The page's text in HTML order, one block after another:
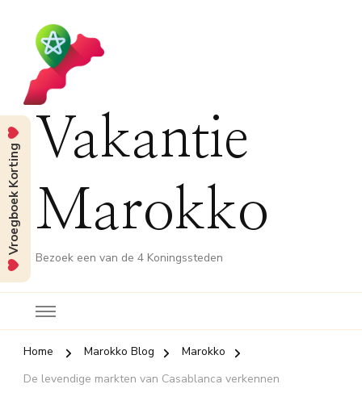
Vakantie
Marokko
Bezoek een van de 4 Koningssteden
Home Marokko Blog
Marokko
De levendige markten van Casablanca verkennen
Vroegboek Korting